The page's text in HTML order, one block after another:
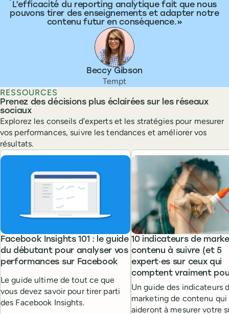
L’efficacité du reporting analytique fait que nous
pouvons tirer des enseignements et adapter notre
contenu futur en conséquence.
Beccy Gibson
Tempt
RESSOURCES
Prenez des décisions plus éclairées sur les réseaux
sociaux
Explorez les conseils d’experts et les stratégies pour mesurer
vos performances, suivre les tendances et améliorer vos
résultats.
Facebook Insights 101 : le guide
du débutant pour analyser vos
performances sur Facebook
Le guide ultime de tout ce que
vous devez savoir pour tirer parti
des Facebook Insights.
10 indicateurs de
contenu à suivre (et 5
expert·es sur ceux qui
comptent vraiment
Un guide des indicateurs
marketing de contenu qui
aideront à mesurer votre